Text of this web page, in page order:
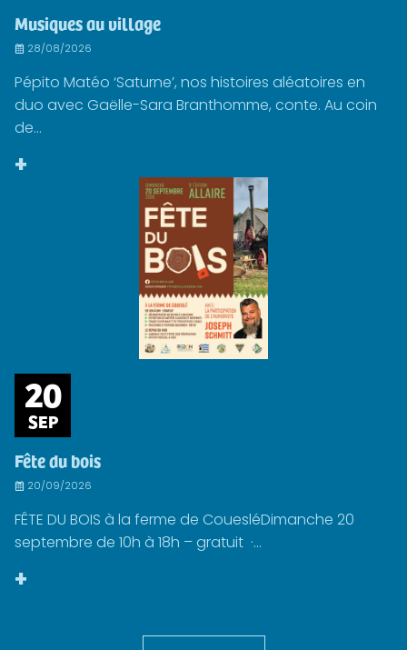
Musiques au village
28/08/2026
Pépito Matéo ‘Saturne’, nos histoires aléatoires en
duo avec Gaëlle-Sara Branthomme, conte. Au coin
de...
+
20
SEP
Fête du bois
20/09/2026
FÊTE DU BOIS à la ferme de CouesléDimanche 20
septembre de 10h à 18h – gratuit ·...
+